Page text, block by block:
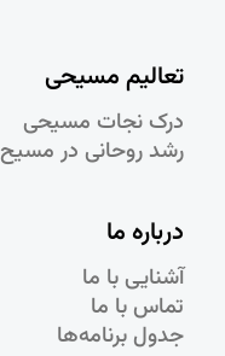
تعالیم مسیحی
درک نجات مسيحی
رشد روحانی در مسيح
درباره ما
آشنایی با ما
تماس با ما
جدول برنامه‌ها